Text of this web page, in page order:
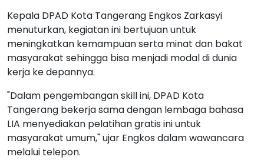
Kepala DPAD Kota Tangerang Engkos Zarkasyi
menuturkan, kegiatan ini bertujuan untuk
meningkatkan kemampuan serta minat dan bakat
masyarakat sehingga bisa menjadi modal di dunia
kerja ke depannya.
"Dalam pengembangan skill ini, DPAD Kota
Tangerang bekerja sama dengan lembaga bahasa
LIA menyediakan pelatihan gratis ini untuk
masyarakat umum," ujar Engkos dalam wawancara
melalui telepon.